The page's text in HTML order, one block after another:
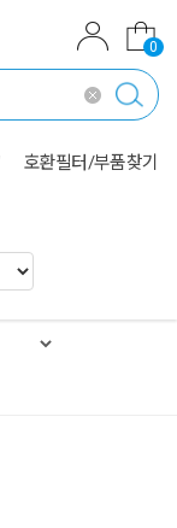
0
호환필터/부품찾기